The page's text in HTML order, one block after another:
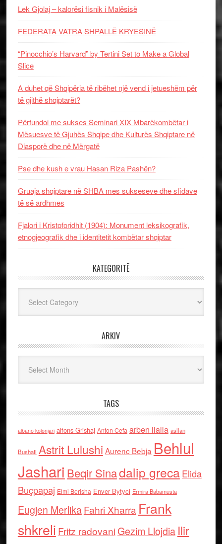
Lek Gjolaj – kalorësi fisnik i Malësisë
FEDERATA VATRA SHPALLË KRYESINË
“Pinocchio’s Harvard” by Tertini Set to Make a Global
Slice
A duhet që Shqipëria të ribëhet një vend i jetueshëm për
të gjithë shqiptarët?
Përfundoi me sukses Seminari XIX Mbarëkombëtar i
Mësuesve të Gjuhës Shqipe dhe Kulturës Shqiptare në
Diasporë dhe në Mërgatë
Pse dhe kush e vrau Hasan Riza Pashën?
Gruaja shqiptare në SHBA mes sukseseve dhe sfidave
të së ardhmes
Fjalori i Kristoforidhit (1904): Monument leksikografik,
etnogjeografik dhe i identitetit kombëtar shqiptar
KATEGORITË
ARKIV
TAGS
albano kolonjari alfons Grishaj Anton Cefa arben llalla asllan
Bushati Astrit Lulushi Aurenc Bebja Behlul
Jashari Beqir Sinadalip grecaElida
Buçpapaj Elmi Berisha Enver Bytyci Ermira Babamusta
Eugjen MerlikaFahri Xharra Frank
shkreli Fritz radovaniGezim Llojdia Ilir